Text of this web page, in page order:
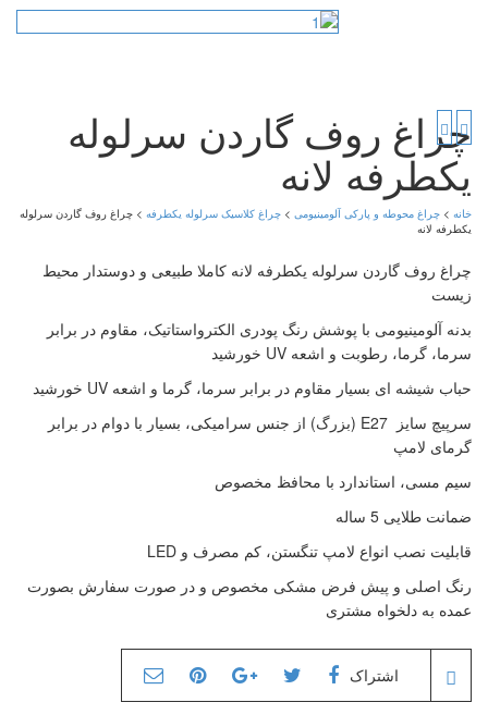
چراغ کلاسیک دیواری
چراغ کلاسیک دیواری نیمه
چراغ کلاسیک آویز
چراغ کلاسیک پایه پارکی
چراغ کلاسیک پایه چمنی
چراغ کلاسیک پلی کربنات
چراغ کلاسیک سرلوله
استاندارد
چراغ کلاسیک سرلوله
یکطرفه
چراغ کلاسیک سرلوله
دوشعله
چراغ کلاسیک سرلوله سه
شعله
چراغ کلاسیک سرلوله
چهارشعله
چراغ کلاسیک سردری
استاندارد
چراغ کلاسیک دیواری
دوشعله
چراغ کلاسیک دیواری نیمه
چراغ کلاسیک آویز
چراغ کلاسیک پارکی
ریموت کنترل
انواع ترانس
چراغ روف گاردن سرلوله
یکطرفه لانه
خانه > چراغ محوطه و پارکی آلومینیومی > چراغ کلاسیک سرلوله یکطرفه > چراغ روف گاردن سرلوله
یکطرفه لانه
چراغ روف گاردن سرلوله یکطرفه لانه کاملا طبیعی و دوستدار محیط
زیست
بدنه آلومینیومی با پوشش رنگ پودری الکترواستاتیک، مقاوم در برابر
سرما، گرما، رطوبت و اشعه UV خورشید
حباب شیشه ای بسیار مقاوم در برابر سرما، گرما و اشعه UV خورشید
سرپیچ سایز E27 (بزرگ) از جنس سرامیکی، بسیار با دوام در برابر
گرمای لامپ
سیم مسی، استاندارد با محافظ مخصوص
ضمانت طلایی 5 ساله
قابلیت نصب انواع لامپ تنگستن، کم مصرف و LED
رنگ اصلی و پیش فرض مشکی مخصوص و در صورت سفارش بصورت
عمده به دلخواه مشتری
اشتراک